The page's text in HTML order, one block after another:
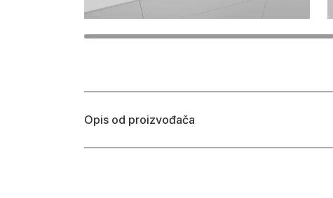
Opis od proizvođača